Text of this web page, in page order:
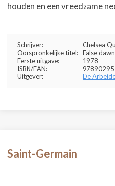
houden en een vreedzame
Schrijver:
Chelsea
Oorspronkelijke titel: False dawn
Eerste uitgave:
1978
ISBN/EAN:
Uitgever:
De
Saint-Germain